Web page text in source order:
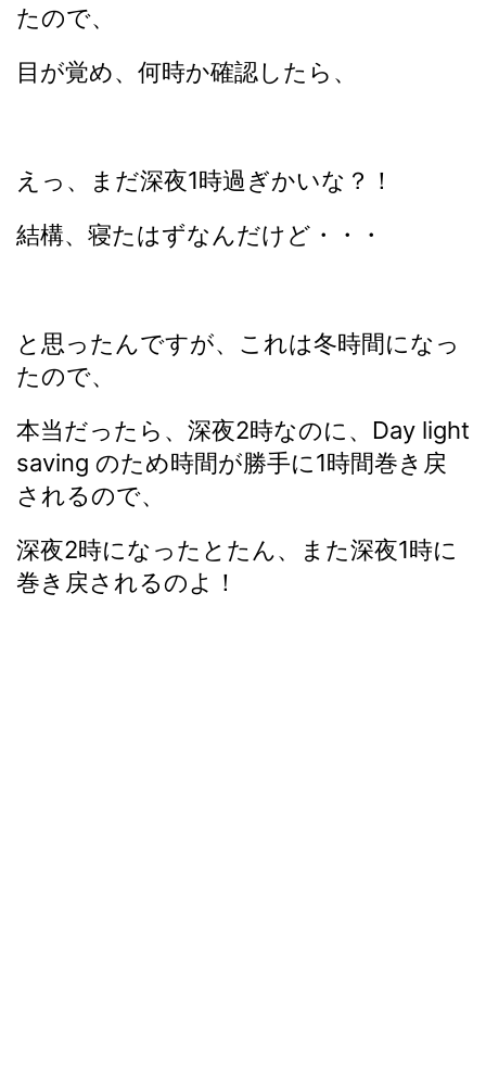
たので、
目が覚め、何時か確認したら、
えっ、まだ深夜1時過ぎかいな？！
結構、寝たはずなんだけど・・・
と思ったんですが、これは冬時間になっ
たので、
本当だったら、深夜2時なのに、Day light
saving のため時間が勝手に1時間巻き戻
されるので、
深夜2時になったとたん、また深夜1時に
巻き戻されるのよ！